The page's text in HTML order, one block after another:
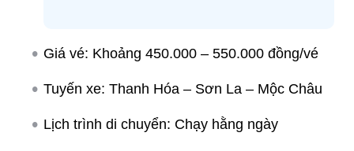
Giá vé: Khoảng 450.000 – 550.000 đồng/vé
Tuyến xe: Thanh Hóa – Sơn La – Mộc Châu
Lịch trình di chuyển: Chạy hằng ngày